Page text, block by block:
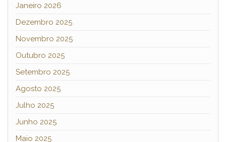
Janeiro 2026
Dezembro 2025
Novembro 2025
Outubro 2025
Setembro 2025
Agosto 2025
Julho 2025
Junho 2025
Maio 2025